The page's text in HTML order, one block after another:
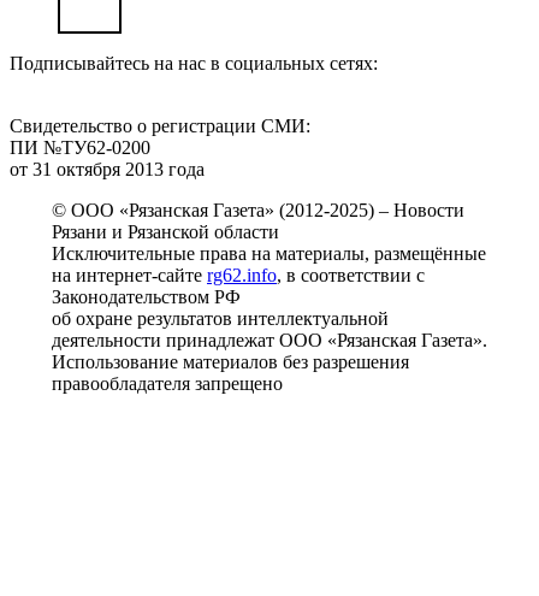
Подписывайтесь на нас в социальных сетях:
Свидетельство о регистрации СМИ:
ПИ №ТУ62-0200
от 31 октября 2013 года
© ООО «Рязанская Газета» (2012-2025) – Новости
Рязани и Рязанской области
Исключительные права на материалы, размещённые
на интернет-сайте rg62.info, в соответствии с
Законодательством РФ
об охране результатов интеллектуальной
деятельности принадлежат ООО «Рязанская Газета».
Использование материалов без разрешения
правообладателя запрещено